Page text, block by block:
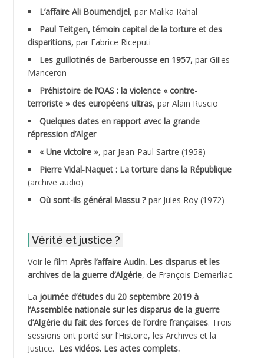
ADALMI
ADANE Ramdane *
ADDAD
ADDALA Boualem*
ADDANE
ADDECHE Rachid
ADELIOUAT Vve AIT SAADA
ADJANI Khaled
ADJAOUT
ADNI Mohamed Akli
L’affaire Ali Boumendjel, par Malika Rahal
Paul Teitgen, témoin capital de la torture et des
disparitions, par Fabrice Riceputi
Les guillotinés de Barberousse en 1957, par Gilles
Manceron
Préhistoire de l’OAS : la violence « contre-
terroriste » des européens ultras, par Alain Ruscio
Quelques dates en rapport avec la grande
répression d’Alger
« Une victoire », par Jean-Paul Sartre (1958)
Pierre Vidal-Naquet : La torture dans la République
(archive audio)
Où sont-ils général Massu ? par Jules Roy (1972)
Vérité et justice ?
Voir le film Après l’affaire Audin. Les disparus et les
archives de la guerre d’Algérie, de François Demerliac.
La journée d’études du 20 septembre 2019 à
l’Assemblée nationale sur les disparus de la guerre
d’Algérie du fait des forces de l’ordre françaises. Trois
sessions ont porté sur l’Histoire, les Archives et la
Justice. Les vidéos. Les actes complets.